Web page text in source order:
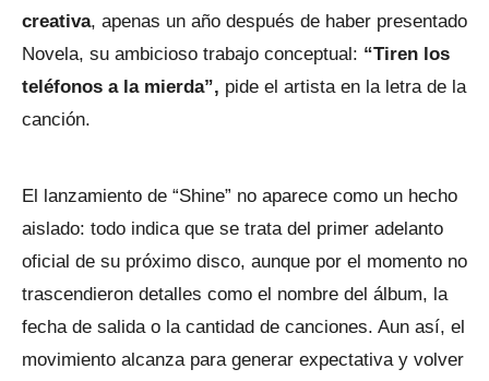
creativa, apenas un año después de haber presentado
Novela, su ambicioso trabajo conceptual: “Tiren los
teléfonos a la mierda”, pide el artista en la letra de la
canción.
El lanzamiento de “Shine” no aparece como un hecho
aislado: todo indica que se trata del primer adelanto
oficial de su próximo disco, aunque por el momento no
trascendieron detalles como el nombre del álbum, la
fecha de salida o la cantidad de canciones. Aun así, el
movimiento alcanza para generar expectativa y volver